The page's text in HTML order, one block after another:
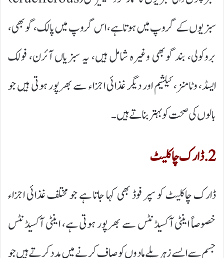
سبزیوں کے گروپ میں ہوتا ہے، اس گروپ میں پالک، گوبھی،
بروکولی، بند گوبھی وغیرہ شامل ہیں، یہ سبزیاں آئرن، فولک
ایسڈ، وٹامنز، کیلشیم اور دیگر غذائی اجزاء سے بھرپور ہوتی ہیں جو
بالوں کی صحت کو بہتر بناتے ہیں۔
2. ڈارک چاکلیٹ
ڈارک چاکلیٹ کو سپر فوڈ بھی کہا جاتا ہے جو مختلف غذائی اجزاء
خصوصاً اینٹی آکسیڈنٹس سے بھرپور ہوتی ہے، اینٹی آکسیڈنٹس
جسم سے ایسے زہریلے مادوں کو صاف کرنے میں مدد کرتے ہیں جو